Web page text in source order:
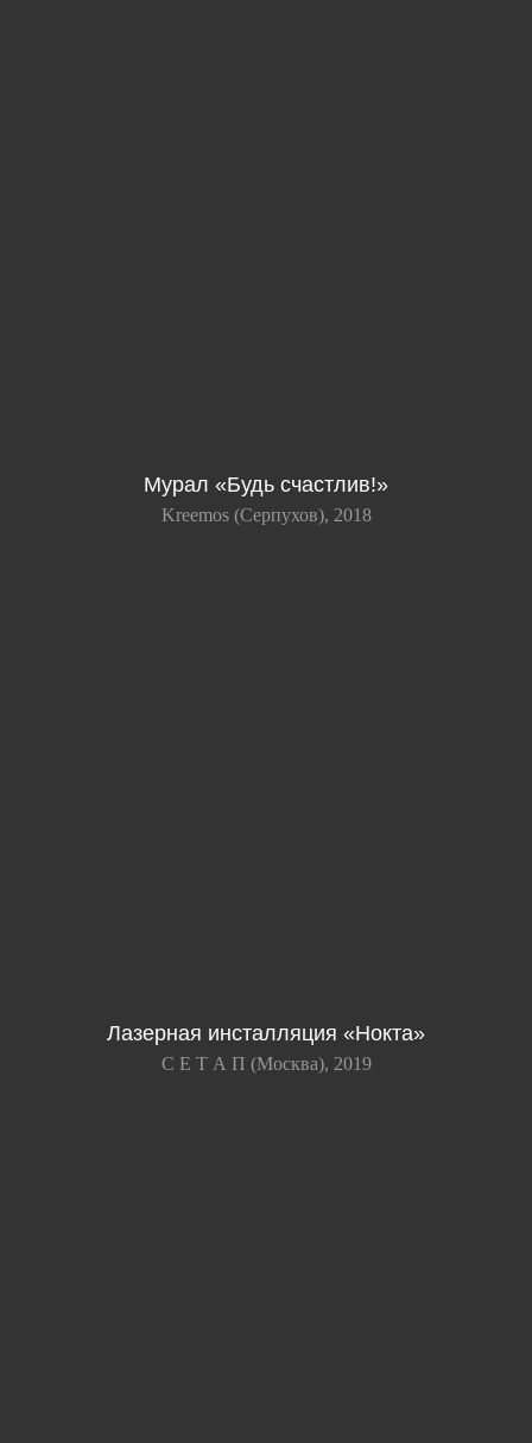
Мурал «Будь счастлив!»
Kreemos (Серпухов), 2018
Лазерная инсталляция «Нокта»
С Е Т А П (Москва), 2019